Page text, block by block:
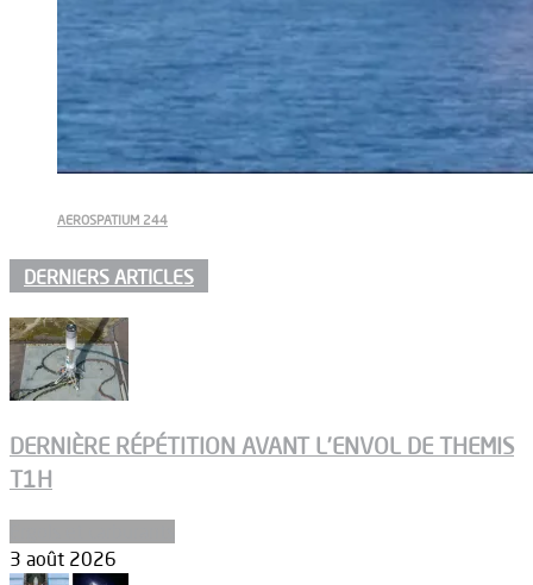
AEROSPATIUM 244
DERNIERS ARTICLES
DERNIÈRE RÉPÉTITION AVANT L’ENVOL DE THEMIS
T1H
3 août 2026